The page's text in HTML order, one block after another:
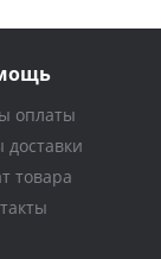
оплаты
доставки
товара